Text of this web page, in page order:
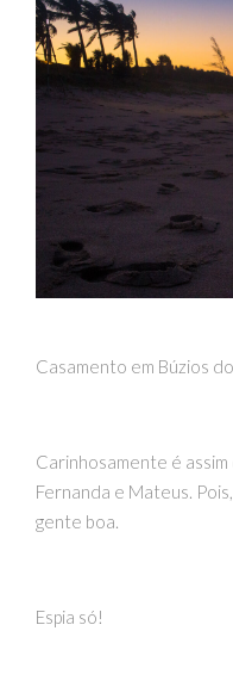
Casamento em Búzios
Carinhosamente é
Fernanda e Mateus.
gente boa.
Espia só!